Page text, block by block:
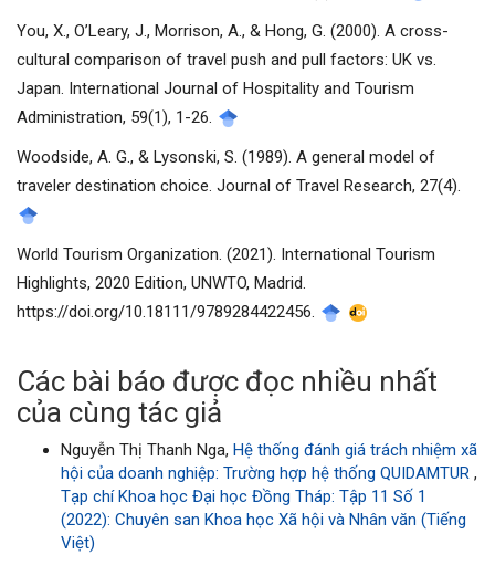
You, X., O’Leary, J., Morrison, A., & Hong, G. (2000). A cross-
cultural comparison of travel push and pull factors: UK vs.
Japan. International Journal of Hospitality and Tourism
Administration, 59(1), 1-26.
Woodside, A. G., & Lysonski, S. (1989). A general model of
traveler destination choice. Journal of Travel Research, 27(4).
World Tourism Organization. (2021). International Tourism
Highlights, 2020 Edition, UNWTO, Madrid.
https://doi.org/10.18111/9789284422456.
Các bài báo được đọc nhiều nhất
của cùng tác giả
Nguyễn Thị Thanh Nga, Hệ thống đánh giá trách nhiệm xã
hội của doanh nghiệp: Trường hợp hệ thống QUIDAMTUR ,
Tạp chí Khoa học Đại học Đồng Tháp: Tập 11 Số 1
(2022): Chuyên san Khoa học Xã hội và Nhân văn (Tiếng
Việt)